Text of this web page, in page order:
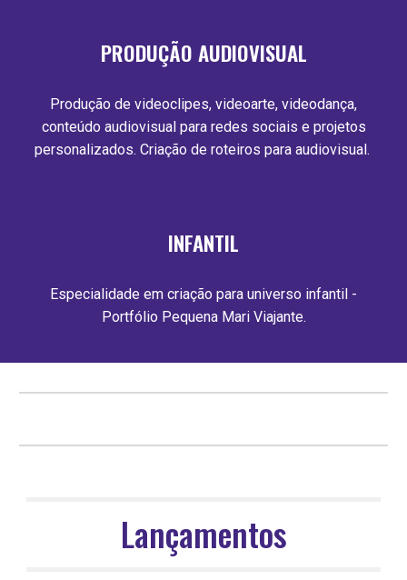
PRODUÇÃO AUDIOVISUAL
Produção de videoclipes, videoarte, videodança,
conteúdo audiovisual para redes sociais e projetos
personalizados. Criação de roteiros para audiovisual.
INFANTIL
Especialidade em criação para universo infantil -
Portfólio Pequena Mari Viajante.
Lançamentos